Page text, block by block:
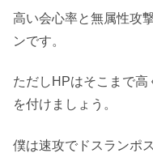
高い会心率と無属性攻
ンです。
ただしHPはそこまで
を付けましょう。
僕は速攻でドスランポ